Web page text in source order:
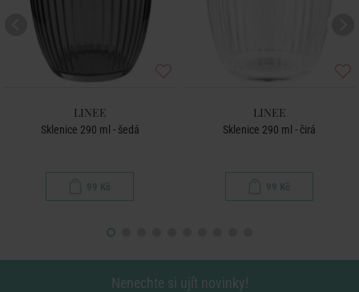
LINEE
Sklenice 290 ml - šedá
99 Kč
LINEE
Sklenice 290 ml - čirá
99 Kč
Nenechte si ujít novinky!